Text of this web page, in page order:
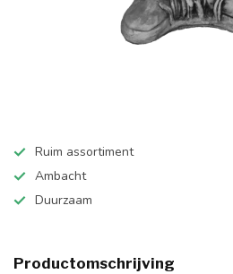
Ruim assortiment
Ambacht
Duurzaam
Productomschrijving